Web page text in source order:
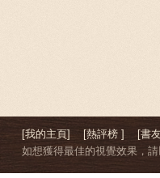
[我的主頁] [熱評榜 ] [書
如想獲得最佳的視覺效果，